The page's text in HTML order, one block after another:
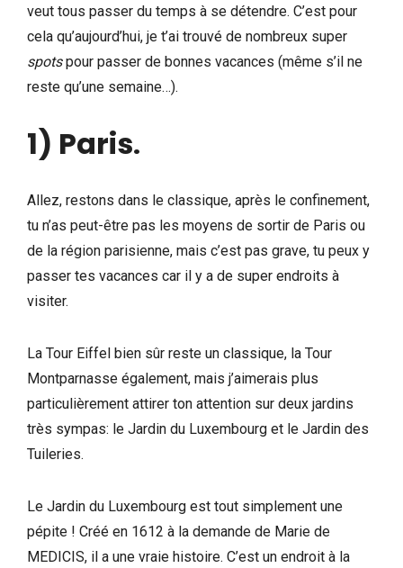
veut tous passer du temps à se détendre. C’est pour
cela qu’aujourd’hui, je t’ai trouvé de nombreux super
spotspour passer de bonnes vacances (même s’il ne
reste qu’une semaine…).
1) Paris.
Allez, restons dans le classique, après le confinement,
tu n’as peut-être pas les moyens de sortir de Paris ou
de la région parisienne, mais c’est pas grave, tu peux y
passer tes vacances car il y a de super endroits à
visiter.
La Tour Eiffel bien sûr reste un classique, la Tour
Montparnasse également, mais j’aimerais plus
particulièrement attirer ton attention sur deux jardins
très sympas: le Jardin du Luxembourg et le Jardin des
Tuileries.
Le Jardin du Luxembourg est tout simplement une
pépite ! Créé en 1612 à la demande de Marie de
MEDICIS, il a une vraie histoire. C’est un endroit à la